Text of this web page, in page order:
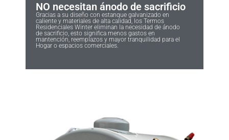
NO necesitan ánodo de sacrificio
Gracias a su diseño con estanque galvanizado en
caliente y materiales de alta calidad, los Termos
Residenciales Winter eliminan la necesidad de ánodo
de sacrificio, esto significa menos gastos en
mantención, reemplazos y mayor tranquilidad para el
Hogar o espacios comerciales.